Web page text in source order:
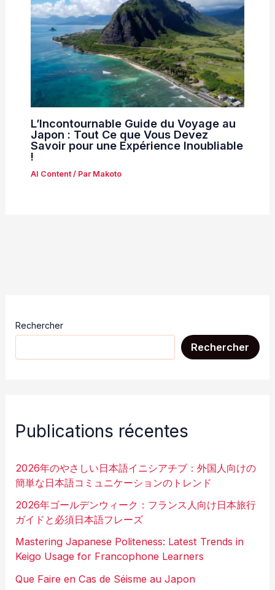
L’Incontournable Guide du Voyage au
Japon : Tout Ce que Vous Devez
Savoir pour une Expérience Inoubliable
!
AI Content/ Par Makoto
Rechercher
Rechercher
Publications récentes
2026年のやさしい日本語イニシアチブ：外国人向けの
簡単な日本語コミュニケーションのトレンド
2026年ゴールデンウィーク：フランス人向け日本旅行
ガイドと必須日本語フレーズ
Mastering Japanese Politeness: Latest Trends in
Keigo Usage for Francophone Learners
Que Faire en Cas de Séisme au Japon